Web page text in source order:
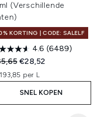
(Verschillende
KORTING | CODE: SALELF
4.6 (6489)
Retail Price:
Huidige prijs:
€28,52
per L
SNEL KOPEN